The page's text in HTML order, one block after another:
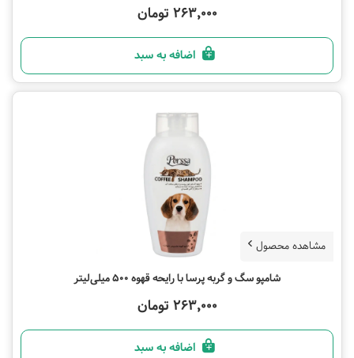
263,000 تومان
اضافه به سبد
مشاهده محصول
شامپو سگ و گربه پرسا با رایحه قهوه 500 میلی‌لیتر
263,000 تومان
اضافه به سبد